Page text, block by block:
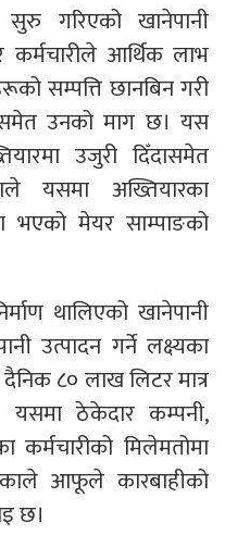
गरिएको खानेपानी
कर्मचारीले आर्थिक लाभ
सम्पत्ति छानबिन गरी
उनको माग छ। यस
उजुरी दिँदासमेत
यसमा अख्तियारका
भएको मेयर साम्पाङको
थालिएको खानेपानी
उत्पादन गर्ने लक्ष्यका
८० लाख लिटर मात्र
यसमा ठेकेदार कम्पनी,
कर्मचारीको मिलेमतोमा
आफूले कारबाहीको
छ।